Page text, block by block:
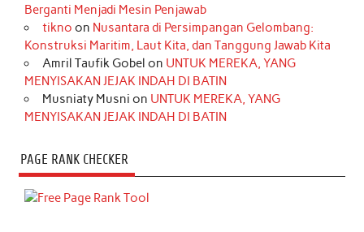
Berganti Menjadi Mesin Penjawab
tikno on Nusantara di Persimpangan Gelombang:
Konstruksi Maritim, Laut Kita, dan Tanggung Jawab Kita
Amril Taufik Gobel on UNTUK MEREKA, YANG
MENYISAKAN JEJAK INDAH DI BATIN
Musniaty Musni on UNTUK MEREKA, YANG
MENYISAKAN JEJAK INDAH DI BATIN
PAGE RANK CHECKER